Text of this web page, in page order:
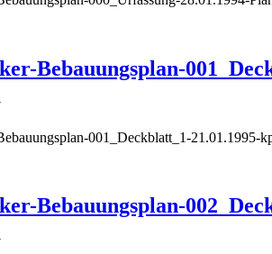
Bebauungsplan-
001_Deckblatt_1-21.01.1995-
Bebauungsplan-